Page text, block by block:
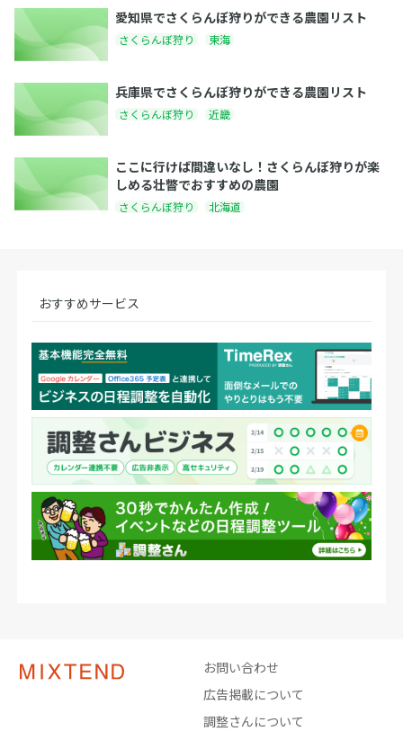
愛知県でさくらんぼ狩りができる農園リスト
さくらんぼ狩り 東海
兵庫県でさくらんぼ狩りができる農園リスト
さくらんぼ狩り 近畿
ここに行けば間違いなし！さくらんぼ狩りが楽
しめる壮瞥でおすすめの農園
さくらんぼ狩り 北海道
おすすめサービス
お問い合わせ
広告掲載について
調整さんについて